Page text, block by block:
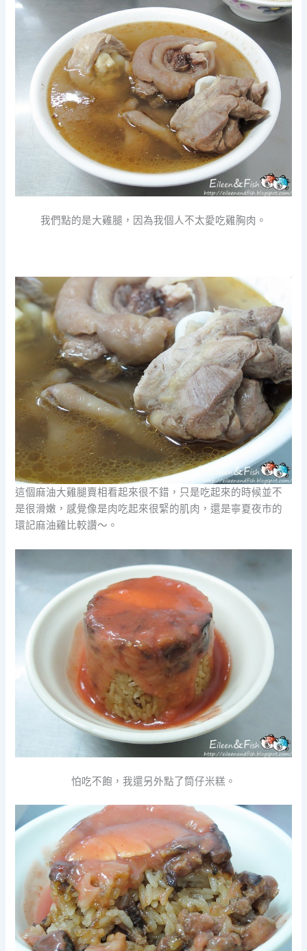
我們點的是大雞腿，因為我個人不太愛吃雞胸肉。
這個麻油大雞腿賣相看起來很不錯，只是吃起來的時候並不
是很滑嫩，感覺像是肉吃起來很緊的肌肉，還是寧夏夜市的
環記麻油雞比較讚～。
怕吃不飽，我還另外點了筒仔米糕。